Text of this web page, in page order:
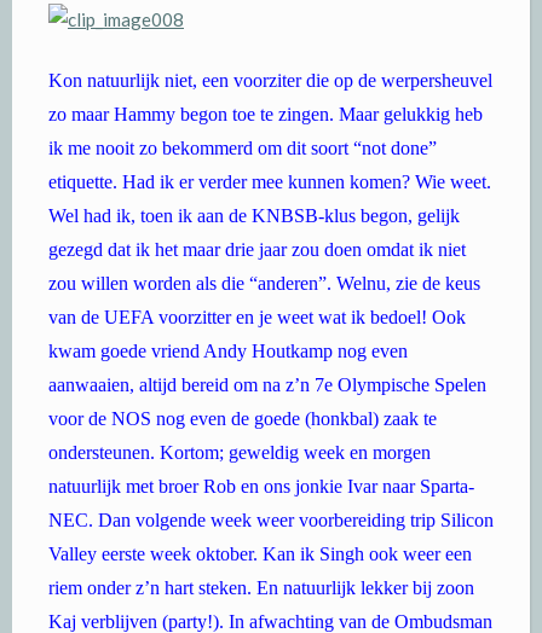
Kon natuurlijk niet, een voorziter die op de werpersheuvel
zo maar Hammy begon toe te zingen. Maar gelukkig heb
ik me nooit zo bekommerd om dit soort “not done”
etiquette. Had ik er verder mee kunnen komen? Wie weet.
Wel had ik, toen ik aan de KNBSB-klus begon, gelijk
gezegd dat ik het maar drie jaar zou doen omdat ik niet
zou willen worden als die “anderen”. Welnu, zie de keus
van de UEFA voorzitter en je weet wat ik bedoel! Ook
kwam goede vriend Andy Houtkamp nog even
aanwaaien, altijd bereid om na z’n 7e Olympische Spelen
voor de NOS nog even de goede (honkbal) zaak te
ondersteunen. Kortom; geweldig week en morgen
natuurlijk met broer Rob en ons jonkie Ivar naar Sparta-
NEC. Dan volgende week weer voorbereiding trip Silicon
Valley eerste week oktober. Kan ik Singh ook weer een
riem onder z’n hart steken. En natuurlijk lekker bij zoon
Kaj verblijven (party!). In afwachting van de Ombudsman